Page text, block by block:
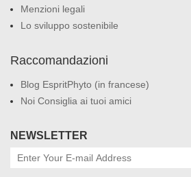
Menzioni legali
Lo sviluppo sostenibile
Raccomandazioni
Blog EspritPhyto (in francese)
Noi Consiglia ai tuoi amici
NEWSLETTER